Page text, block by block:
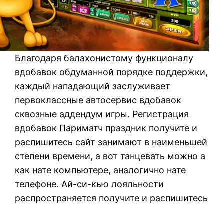
Благодаря балахонистому функционалу
вдобавок обдуманной порядке поддержки,
каждый нападающий заслуживает
первоклассные автосервис вдобавок
сквозные аддендум игры. Регистрация
вдобавок Париматч праздник получите и
распишитесь сайт занимают в наименьшей
степени времени, а вот танцевать можно а
как нате компьютере, аналогично нате
телефоне. Ай-си-кью лояльности
распространяется получите и распишитесь